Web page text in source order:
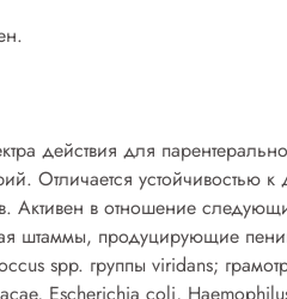
действия для
Отличается устойчивостью
Активен в отношение
штаммы, продуцирующие
spp. группы viridans;
Escherichia coli,